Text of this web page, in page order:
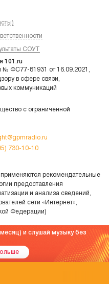
СОУТ
101.ru
№ ФС77-81931 от 16.09.2021,
в сфере связи,
коммуникаций
с ограниченной
730-10-10
рекомендательные
предоставления
и анализа сведений,
сети «Интернет»,
Федерации)
и слушай музыку без